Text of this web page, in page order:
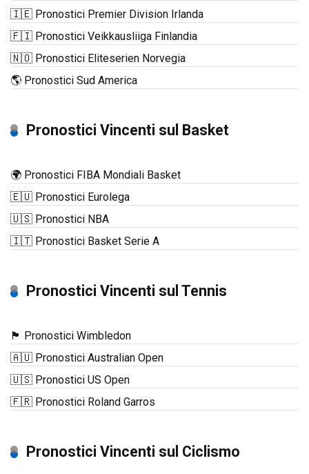
🇮🇪 Pronostici Premier Division Irlanda
🇫🇮 Pronostici Veikkausliiga Finlandia
🇳🇴 Pronostici Eliteserien Norvegia
🌎 Pronostici Sud America
Pronostici Vincenti sul Basket
🌍 Pronostici FIBA Mondiali Basket
🇪🇺 Pronostici Eurolega
🇺🇸 Pronostici NBA
🇮🇹 Pronostici Basket Serie A
Pronostici Vincenti sul Tennis
🏴󠁧󠁢󠁥󠁮󠁧󠁿 Pronostici Wimbledon
🇦🇺 Pronostici Australian Open
🇺🇸 Pronostici US Open
🇫🇷 Pronostici Roland Garros
Pronostici Vincenti sul Ciclismo